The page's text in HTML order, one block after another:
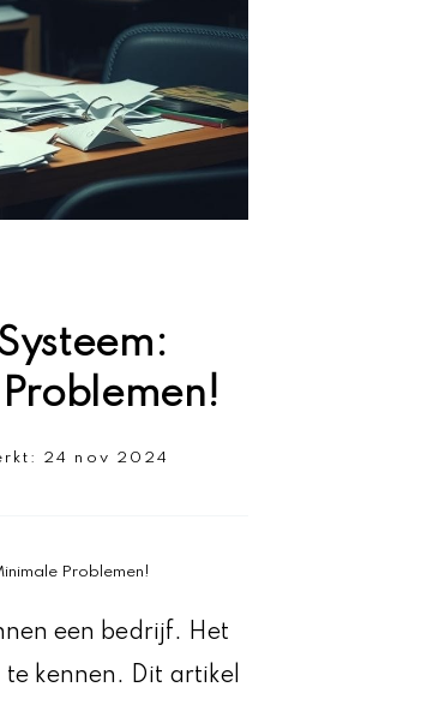
24 nov 2024
Problemen!
een bedrijf. Het
te kennen. Dit artikel